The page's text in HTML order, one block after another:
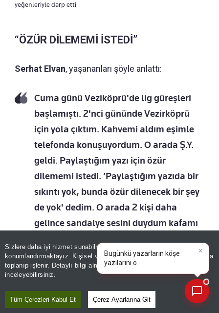
Sizlere daha iyi hizmet sunabilmek adına sitemizde
konumlandırmaktayız. Kişisel verileriniz, KVKK ve GDPR kapsamında
toplanıp işlenir. Detaylı bilgi almak içinAydınlatma Metnimizi
inceleyebilirsiniz.
Tüm Çerezleri Kabul Et Çerez Ayarlarına Git
yeğenleriyle darp etti
“ÖZÜR DİLEMEMİ İSTEDİ”
Serhat Elvan, yaşananları şöyle anlattı:
Cuma günü Veziköprü'de lig güreşleri
başlamıştı. 2'nci gününde Vezirköprü
için yola çıktım. Kahvemi aldım eşimle
telefonda konuşuyordum. O arada Ş.Y.
geldi. Paylaştığım yazı için özür
dilememi istedi. ‘Paylaştığım yazıda bir
sıkıntı yok, bunda özür dilenecek bir şey
de yok' dedim. O arada 2 kişi daha
gelince sandalye sesini duydum kafamı
×
Bugünkü yazarların köşe
yazılarını özetleyin!